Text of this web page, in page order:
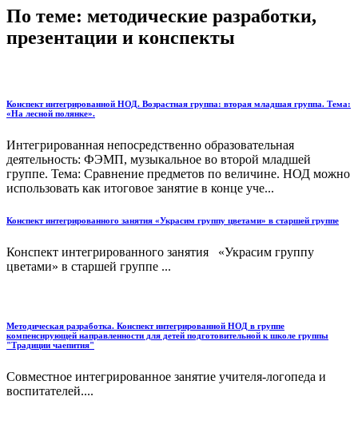
По теме: методические разработки,
презентации и конспекты
Конспект интегрированной НОД. Возрастная группа: вторая младшая группа. Тема:
«На лесной полянке».
Интегрированная непосредственно образовательная
деятельность: ФЭМП, музыкальное во второй младшей
группе. Тема: Сравнение предметов по величине. НОД можно
использовать как итоговое занятие в конце уче...
Конспект интегрированного занятия «Украсим группу цветами» в старшей группе
Конспект интегрированного занятия «Украсим группу
цветами» в старшей группе ...
Методическая разработка. Конспект интегрированной НОД в группе
компенсирующей направленности для детей подготовительной к школе группы
"Традиции чаепития"
Совместное интегрированное занятие учителя-логопеда и
воспитателей....